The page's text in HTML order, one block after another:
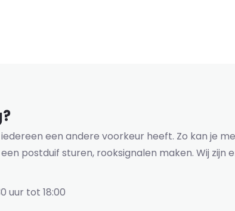
een andere voorkeur heeft. Zo kan je
postduif sturen, rooksignalen maken. Wij zijn
uur tot 18:00